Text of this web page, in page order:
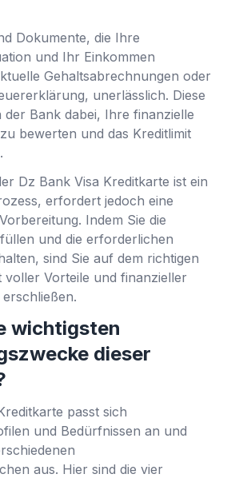
Dokumente, die Ihre
und Ihr Einkommen
Gehaltsabrechnungen oder
unerlässlich. Diese
Bank dabei, Ihre finanzielle
bewerten und das Kreditlimit
Dz Bank Visa Kreditkarte ist ein
erfordert jedoch eine
Indem Sie die
und die erforderlichen
sind Sie auf dem richtigen
voller Vorteile und finanzieller
wichtigsten
dieser
passt sich
und Bedürfnissen an und
aus. Hier sind die vier